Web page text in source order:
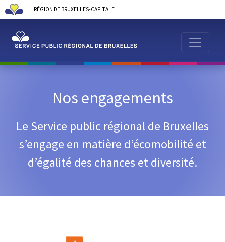
RÉGION DE BRUXELLES-CAPITALE
Nos engagements
Le Service public régional de Bruxelles
s’engage en matière d’écomobilité et
d’égalité des chances et diversité.